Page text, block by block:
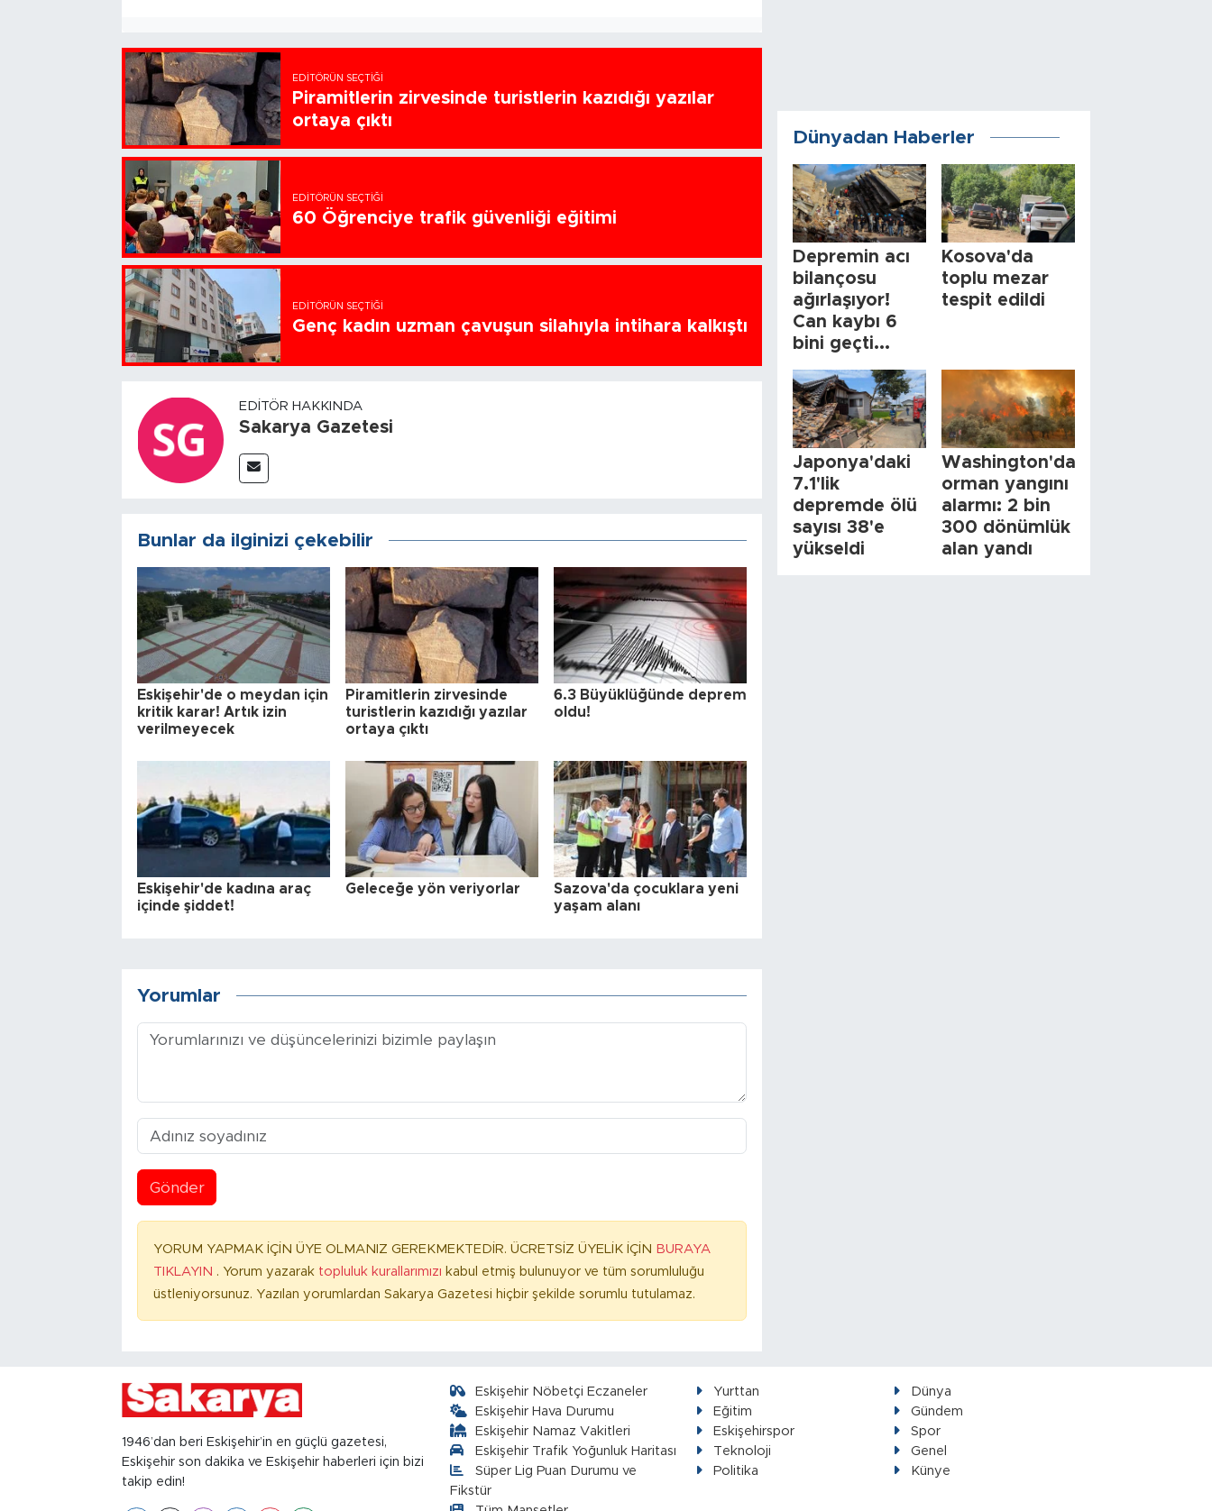
EDITÖRÜN SEÇTIĞI
Piramitlerin zirvesinde turistlerin kazıdığı yazılar
ortaya çıktı
EDITÖRÜN SEÇTIĞI
60 Öğrenciye trafik güvenliği eğitimi
EDITÖRÜN SEÇTIĞI
Genç kadın uzman çavuşun silahıyla intihara kalkıştı
EDITÖR HAKKINDA
Sakarya Gazetesi
Bunlar da ilginizi çekebilir
Eskişehir'de o meydan için
kritik karar! Artık izin
verilmeyecek
Piramitlerin zirvesinde
turistlerin kazıdığı yazılar
ortaya çıktı
6.3 Büyüklüğünde deprem
oldu!
Eskişehir'de kadına araç
içinde şiddet!
Geleceğe yön veriyorlar
Sazova'da çocuklara yeni
yaşam alanı
Yorumlar
Gönder
YORUM YAPMAK İÇİN ÜYE OLMANIZ GEREKMEKTEDİR. ÜCRETSİZ ÜYELİK İÇİN BURAYA
TIKLAYIN . Yorum yazarak topluluk kurallarımızı kabul etmiş bulunuyor ve tüm sorumluluğu
üstleniyorsunuz. Yazılan yorumlardan Sakarya Gazetesi hiçbir şekilde sorumlu tutulamaz.
Dünyadan Haberler
Depremin acı
bilançosu
ağırlaşıyor!
Can kaybı 6
bini geçti...
Kosova'da
toplu mezar
tespit edildi
Japonya'daki
7.1'lik
depremde ölü
sayısı 38'e
yükseldi
Washington'da
orman yangını
alarmı: 2 bin
300 dönümlük
alan yandı
1946’dan beri Eskişehir’in en güçlü gazetesi,
Eskişehir son dakika ve Eskişehir haberleri için bizi
takip edin!
Eskişehir Nöbetçi Eczaneler
Eskişehir Hava Durumu
Eskişehir Namaz Vakitleri
Eskişehir Trafik Yoğunluk Haritası
Süper Lig Puan Durumu ve
Fikstür
Yurttan
Dünya
Eğitim
Gündem
Eskişehirspor
Spor
Teknoloji
Genel
Politika
Künye